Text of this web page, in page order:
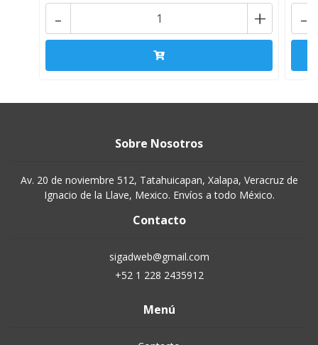
+
- -
Sobre Nosotros
Av. 20 de noviembre 512, Tatahuicapan, Xalapa, Veracruz de
Ignacio de la Llave, Mexico. Envíos a todo México.
Contacto
sigadweb@gmail.com
+52 1 228 2435912
Menú